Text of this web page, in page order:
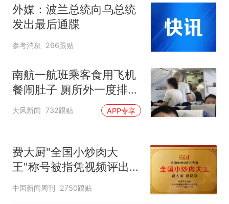
已叫停招聘，成立调查组全面
核查
“不建议大家买深色蛋糕”上热
搜，网友：天塌了！
南航一航班疑向乘客发放西梅
汁，致多名乘客在飞行途中排
人只有2个厕所；客服回应：并
非每架飞机都会发放西梅汁
因老师一句“跟我回家”改写了
人生
外媒：波兰总统向乌总统
发出最后通牒
参考消息 266跟贴
南航一航班乘客食用飞机
餐闹肚子 厕所外一度排长
队
大风新闻 732跟贴 APP专享
费大厨"全国小炒肉大
王"称号被指凭视频评出
官方回应
中国新闻周刊 2750跟贴